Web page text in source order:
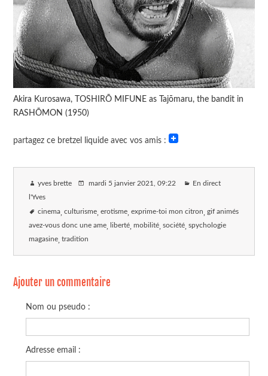
Akira Kurosawa, TOSHIRŌ MIFUNE as Tajōmaru, the bandit in
RASHŌMON (1950)
partagez ce bretzel liquide avec vos amis :
yves brette mardi 5 janvier 2021 , 09:22 En direct
l'Yves
cinema culturisme erotisme exprime-toi mon citron gif animés
avez-vous donc une ame liberté mobilité société spychologie
magasine tradition
Ajouter un commentaire
Nom ou pseudo :
Adresse email :